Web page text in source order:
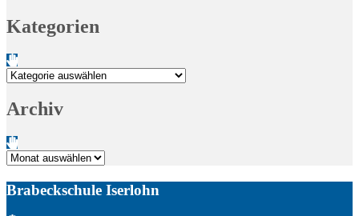
Kategorien
Kategorien
Archiv
Archiv
Brabeckschule Iserlohn